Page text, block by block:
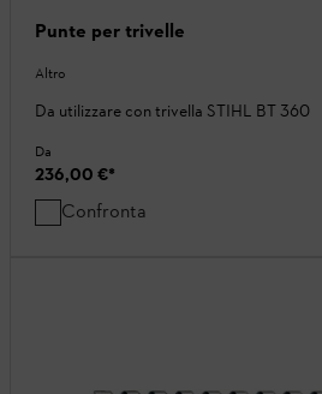
Punte per trivelle
Altro
Da utilizzare con trivella STIHL BT 360
Da
236,00 €*
Confronta